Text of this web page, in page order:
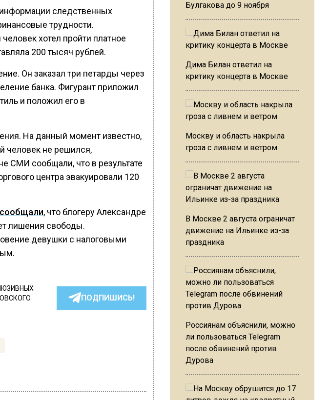
следственных
трудности.
хотел пройти платное
200 тысяч рублей.
Он заказал три петарды через
банка. Фигурант приложил
и положил его в
На данный момент известно,
человек не решился,
СМИ сообщали, что в результате
центра эвакуировали 120
сообщали, что блогеру Александре
лишения свободы.
девушки с налоговыми
ПОДПИШИСЬ!
Булгакова до 9 ноября
Дима Билан ответил на
критику концерта в Москве
Москву и область накрыла
гроза с ливнем и ветром
В Москве 2 августа ограничат
движение на Ильинке из-за
праздника
Россиянам объяснили, можно
ли пользоваться Telegram
после обвинений против
Дурова